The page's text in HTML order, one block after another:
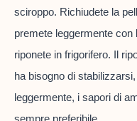
sciroppo. Richiudete la
premete leggermente
riponete in frigorifero. Il
ha bisogno di
leggermente, i sapori di
sempre preferibile.